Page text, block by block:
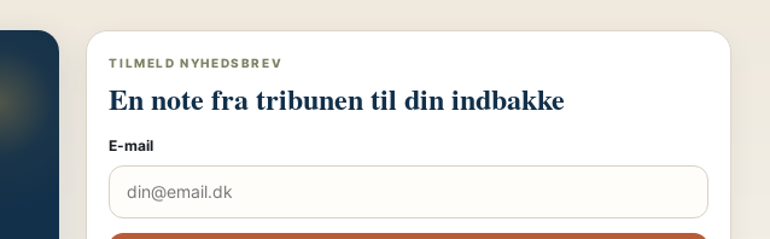
TILMELD NYHEDSBREV
En note fra tribunen til din indbakke
E-mail